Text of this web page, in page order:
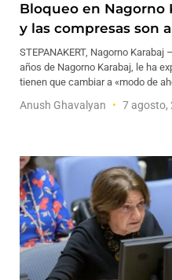
Bloqueo en Nagorno
y las compresas son
STEPANAKERT, Nagorno
años de Nagorno Karabaj, le ha
tienen que cambiar a «modo de
Anush Ghavalyan 7 agosto,